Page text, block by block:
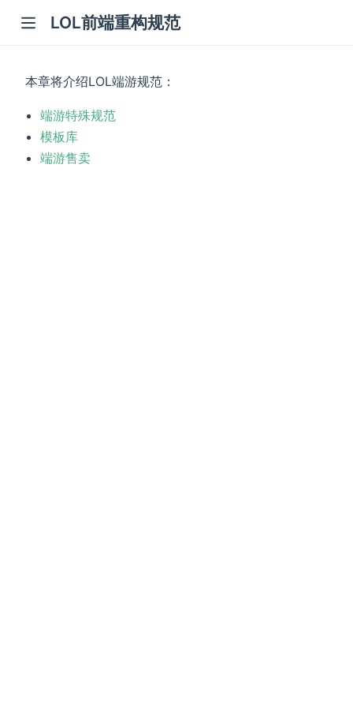
LOL前端重构规范
本章将介绍LOL端游规范：
端游特殊规范
模板库
端游售卖